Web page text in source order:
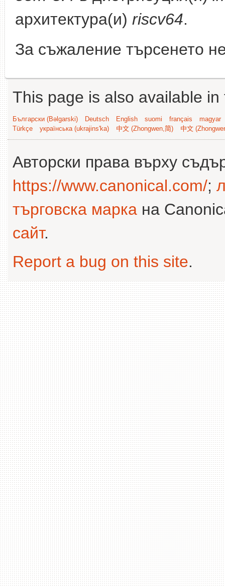
архитектура(и) riscv64.
За съжаление търсенето
This page is also available
Български (Bəlgarski) Deutsch English suomi français
magyar
Türkçe
українська (ukrajins'ka) 中文 (Zhongwen,简) 中文
Авторски права върху
https://www.canonical.com/;
търговска марка на
сайт.
Report a bug on this site.